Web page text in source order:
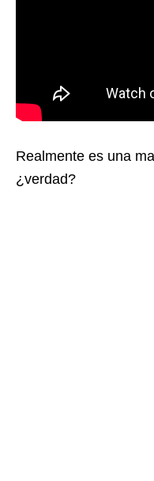
Realmente es una
¿verdad?